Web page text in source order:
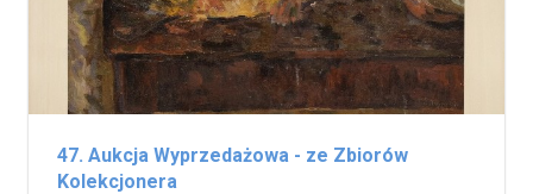
47. Aukcja Wyprzedażowa - ze Zbiorów
Kolekcjonera